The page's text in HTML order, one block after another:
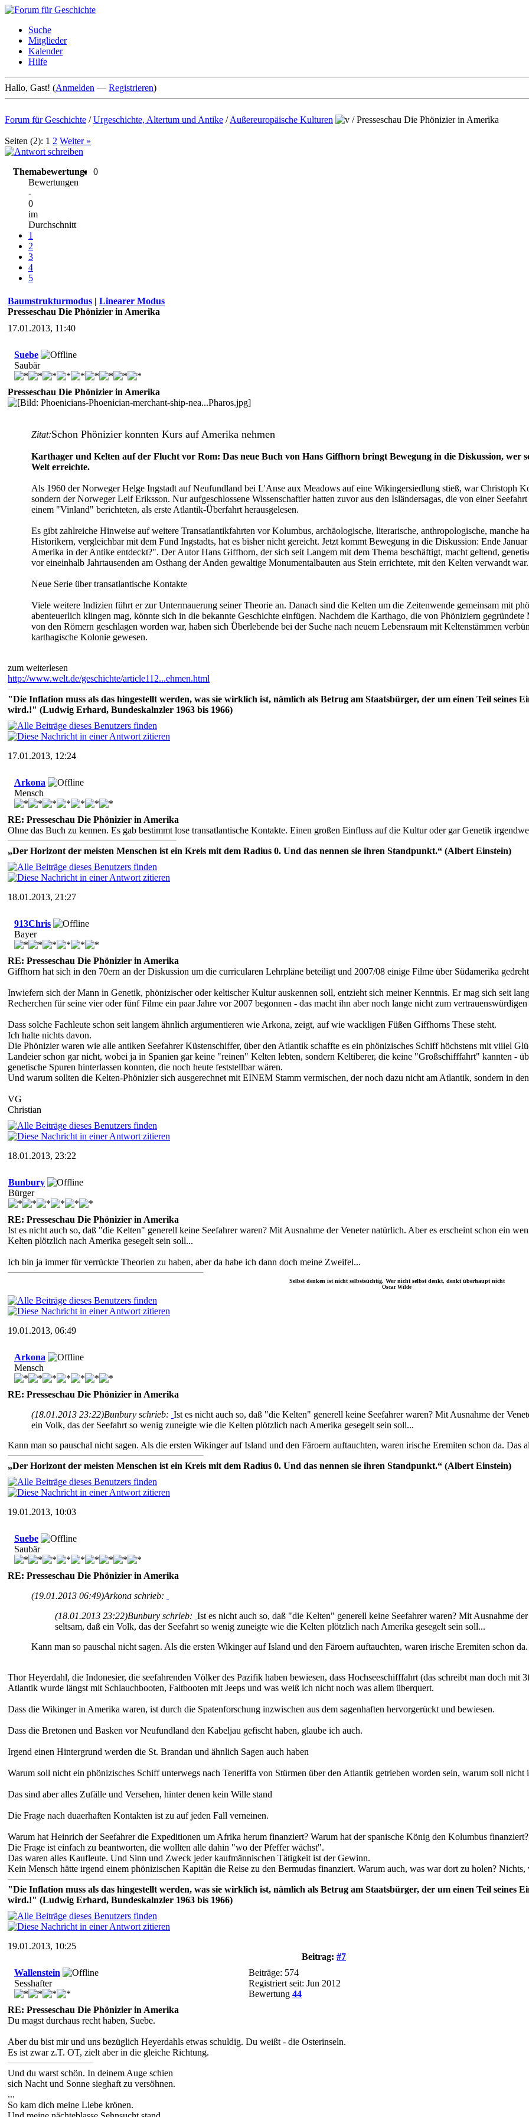
Suche
Mitglieder
Kalender
Hilfe
Hallo, Gast! (Anmelden — Registrieren)
Forum für Geschichte /Urgeschichte, Altertum und Antike /Außereuropäische Kulturen /Presseschau Die Phönizier in Amerika
Seiten (2): 1 2 Weiter »
Themabewertung:
0
Bewertungen
-
0
im
Durchschnitt
1
2
3
4
5
Baumstrukturmodus | Linearer Modus
Presseschau Die Phönizier in Amerika
17.01.2013, 11:40
Suebe
Saubär
Presseschau Die Phönizier in Amerika
Zitat:Schon Phönizier konnten Kurs auf Amerika nehmen
Karthager und Kelten auf der Flucht vor Rom: Das neue Buch von Hans Giffhorn bringt Bewegung in die Diskussion,
Welt erreichte.
Als 1960 der Norweger Helge Ingstadt auf Neufundland bei L'Anse aux Meadows auf eine Wikingersiedlung stieß, war Christoph
sondern der Norweger Leif Eriksson. Nur aufgeschlossene Wissenschaftler hatten zuvor aus den Isländersagas, die von einer
einem "Vinland" berichteten, als erste Atlantik-Überfahrt herausgelesen.
Es gibt zahlreiche Hinweise auf weitere Transatlantikfahrten vor Kolumbus, archäologische, literarische, anthropologische, manche
Historikern, vergleichbar mit dem Fund Ingstadts, hat es bisher nicht gereicht. Jetzt kommt Bewegung in die Diskussion: Ende
Amerika in der Antike entdeckt?". Der Autor Hans Giffhorn, der sich seit Langem mit dem Thema beschäftigt, macht geltend,
vor eineinhalb Jahrtausenden am Osthang der Anden gewaltige Monumentalbauten aus Stein errichtete, mit den Kelten verwandt
Neue Serie über transatlantische Kontakte
Viele weitere Indizien führt er zur Untermauerung seiner Theorie an. Danach sind die Kelten um die Zeitenwende gemeinsam mit
abenteuerlich klingen mag, könnte sich in die bekannte Geschichte einfügen. Nachdem die Karthago, die von Phöniziern
von den Römern geschlagen worden war, haben sich Überlebende bei der Suche nach neuem Lebensraum mit Keltenstämmen
karthagische Kolonie gewesen.
zum weiterlesen
http://www.welt.de/geschichte/article112...ehmen.html
"Die Inflation muss als das hingestellt werden, was sie wirklich ist, nämlich als Betrug am Staatsbürger, der um einen Teil seines
wird.!" (Ludwig Erhard, Bundeskalnzler 1963 bis 1966)
17.01.2013, 12:24
Arkona
Mensch
RE: Presseschau Die Phönizier in Amerika
Ohne das Buch zu kennen. Es gab bestimmt lose transatlantische Kontakte. Einen großen Einfluss auf die Kultur oder gar Genetik
„Der Horizont der meisten Menschen ist ein Kreis mit dem Radius 0. Und das nennen sie ihren Standpunkt.“ (Albert Einstein)
18.01.2013, 21:27
913Chris
Bayer
RE: Presseschau Die Phönizier in Amerika
Giffhorn hat sich in den 70ern an der Diskussion um die curricularen Lehrpläne beteiligt und 2007/08 einige Filme über Südamerika
Inwiefern sich der Mann in Genetik, phönizischer oder keltischer Kultur auskennen soll, entzieht sich meiner Kenntnis. Er mag sich seit
Recherchen für seine vier oder fünf Filme ein paar Jahre vor 2007 begonnen - das macht ihn aber noch lange nicht zum
Dass solche Fachleute schon seit langem ähnlich argumentieren wie Arkona, zeigt, auf wie wackligen Füßen Giffhorns These steht.
Ich halte nichts davon.
Die Phönizier waren wie alle antiken Seefahrer Küstenschiffer, über den Atlantik schaffte es ein phönizisches Schiff höchstens mit viiiel
Landeier schon gar nicht, wobei ja in Spanien gar keine "reinen" Kelten lebten, sondern Keltiberer, die keine "Großschifffahrt" kannten -
genetische Spuren hinterlassen konnten, die noch heute feststellbar wären.
Und warum sollten die Kelten-Phönizier sich ausgerechnet mit EINEM Stamm vermischen, der noch dazu nicht am Atlantik, sondern in
VG
Christian
18.01.2013, 23:22
Bunbury
Bürger
RE: Presseschau Die Phönizier in Amerika
Ist es nicht auch so, daß "die Kelten" generell keine Seefahrer waren? Mit Ausnahme der Veneter natürlich. Aber es erscheint schon ein
Kelten plötzlich nach Amerika gesegelt sein soll...
Ich bin ja immer für verrückte Theorien zu haben, aber da habe ich dann doch meine Zweifel...
Selbst denken ist nicht selbstsüchtig. Wer nicht selbst denkt, denkt überhaupt nicht
Oscar Wilde
19.01.2013, 06:49
Arkona
Mensch
RE: Presseschau Die Phönizier in Amerika
(18.01.2013 23:22)Bunbury schrieb: Ist es nicht auch so, daß "die Kelten" generell keine Seefahrer waren? Mit Ausnahme der
ein Volk, das der Seefahrt so wenig zuneigte wie die Kelten plötzlich nach Amerika gesegelt sein soll...
Kann man so pauschal nicht sagen. Als die ersten Wikinger auf Island und den Färoern auftauchten, waren irische Eremiten schon da. Das
„Der Horizont der meisten Menschen ist ein Kreis mit dem Radius 0. Und das nennen sie ihren Standpunkt.“ (Albert Einstein)
19.01.2013, 10:03
Suebe
Saubär
RE: Presseschau Die Phönizier in Amerika
(19.01.2013 06:49)Arkona schrieb:
(18.01.2013 23:22)Bunbury schrieb: Ist es nicht auch so, daß "die Kelten" generell keine Seefahrer waren? Mit Ausnahme
seltsam, daß ein Volk, das der Seefahrt so wenig zuneigte wie die Kelten plötzlich nach Amerika gesegelt sein soll...
Kann man so pauschal nicht sagen. Als die ersten Wikinger auf Island und den Färoern auftauchten, waren irische Eremiten schon
Thor Heyerdahl, die Indonesier, die seefahrenden Völker des Pazifik haben bewiesen, dass Hochseeschifffahrt (das schreibt man doch
Atlantik wurde längst mit Schlauchbooten, Faltbooten mit Jeeps und was weiß ich nicht noch was allem überquert.
Dass die Wikinger in Amerika waren, ist durch die Spatenforschung inzwischen aus dem sagenhaften hervorgerückt und bewiesen.
Dass die Bretonen und Basken vor Neufundland den Kabeljau gefischt haben, glaube ich auch.
Irgend einen Hintergrund werden die St. Brandan und ähnlich Sagen auch haben
Warum soll nicht ein phönizisches Schiff unterwegs nach Teneriffa von Stürmen über den Atlantik getrieben worden sein, warum soll
Das sind aber alles Zufälle und Versehen, hinter denen kein Wille stand
Die Frage nach duaerhaften Kontakten ist zu auf jeden Fall verneinen.
Warum hat Heinrich der Seefahrer die Expeditionen um Afrika herum finanziert? Warum hat der spanische König den Kolumbus finanziert?
Die Frage ist einfach zu beantworten, die wollten alle dahin "wo der Pfeffer wächst".
Das waren alles Kaufleute. Und Sinn und Zweck jeder kaufmännischen Tätigkeit ist der Gewinn.
Kein Mensch hätte irgend einem phönizischen Kapitän die Reise zu den Bermudas finanziert. Warum auch, was war dort zu holen?
"Die Inflation muss als das hingestellt werden, was sie wirklich ist, nämlich als Betrug am Staatsbürger, der um einen Teil seines
wird.!" (Ludwig Erhard, Bundeskalnzler 1963 bis 1966)
19.01.2013, 10:25
Beitrag: #7
Wallenstein
Sesshafter
Beiträge: 574
Registriert seit: Jun 2012
Bewertung 44
RE: Presseschau Die Phönizier in Amerika
Du magst durchaus recht haben, Suebe.
Aber du bist mir und uns bezüglich Heyerdahls etwas schuldig. Du weißt - die Osterinseln.
Es ist zwar z.T. OT, zielt aber in die gleiche Richtung.
Und du warst schön. In deinem Auge schien
sich Nacht und Sonne sieghaft zu versöhnen.
...
So kam dich meine Liebe krönen.